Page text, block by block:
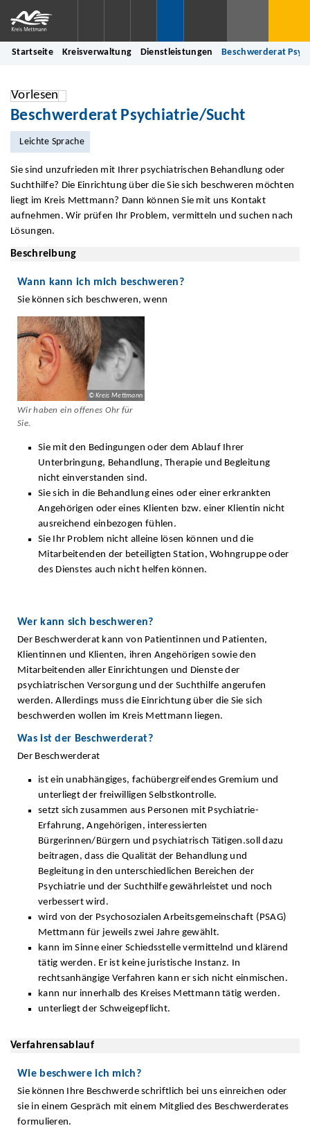
Startseite Kreisverwaltung Dienstleistungen Beschwerderat
Vorlesen
Beschwerderat Psychiatrie/Sucht
Leichte Sprache
Sie sind unzufrieden mit Ihrer psychiatrischen Behandlung oder
Suchthilfe? Die Einrichtung über die Sie sich beschweren möchten
liegt im Kreis Mettmann? Dann können Sie mit uns Kontakt
aufnehmen. Wir prüfen Ihr Problem, vermitteln und suchen nach
Lösungen.
Beschreibung
Wann kann ich mich beschweren?
Sie können sich beschweren, wenn
© Kreis Mettmann
Wir haben ein offenes Ohr für
Sie.
Sie mit den Bedingungen oder dem Ablauf Ihrer
Unterbringung, Behandlung, Therapie und Begleitung
nicht einverstanden sind.
Sie sich in die Behandlung eines oder einer erkrankten
Angehörigen oder eines Klienten bzw. einer Klientin nicht
ausreichend einbezogen fühlen.
Sie Ihr Problem nicht alleine lösen können und die
Mitarbeitenden der beteiligten Station, Wohngruppe oder
des Dienstes auch nicht helfen können.
Wer kann sich beschweren?
Der Beschwerderat kann von Patientinnen und Patienten,
Klientinnen und Klienten, ihren Angehörigen sowie den
Mitarbeitenden aller Einrichtungen und Dienste der
psychiatrischen Versorgung und der Suchthilfe angerufen
werden. Allerdings muss die Einrichtung über die Sie sich
beschwerden wollen im Kreis Mettmann liegen.
Was ist der Beschwerderat?
Der Beschwerderat
ist ein unabhängiges, fachübergreifendes Gremium und
unterliegt der freiwilligen Selbstkontrolle.
setzt sich zusammen aus Personen mit Psychiatrie-
Erfahrung, Angehörigen, interessierten
Bürgerinnen/Bürgern und psychiatrisch Tätigen.soll dazu
beitragen, dass die Qualität der Behandlung und
Begleitung in den unterschiedlichen Bereichen der
Psychiatrie und der Suchthilfe gewährleistet und noch
verbessert wird.
wird von der Psychosozialen Arbeitsgemeinschaft (PSAG)
Mettmann für jeweils zwei Jahre gewählt.
kann im Sinne einer Schiedsstelle vermittelnd und klärend
tätig werden. Er ist keine juristische Instanz. In
rechtsanhängige Verfahren kann er sich nicht einmischen.
kann nur innerhalb des Kreises Mettmann tätig werden.
unterliegt der Schweigepflicht.
Verfahrensablauf
Wie beschwere ich mich?
Sie können Ihre Beschwerde schriftlich bei uns einreichen oder
sie in einem Gespräch mit einem Mitglied des Beschwerderates
formulieren.